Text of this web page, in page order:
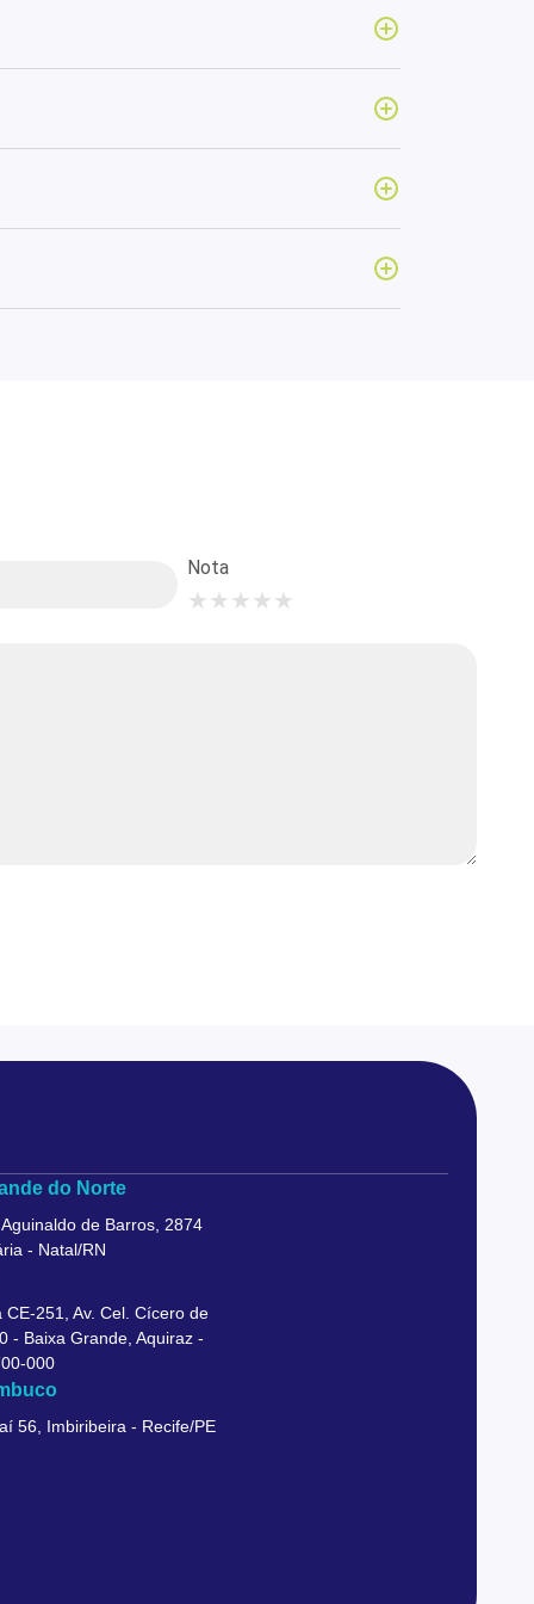
Nota
★
★
★
★
★
do Norte
de Barros, 2874
- Natal/RN
CE-251, Av. Cel. Cícero de
- Baixa Grande, Aquiraz -
000
56, Imbiribeira - Recife/PE